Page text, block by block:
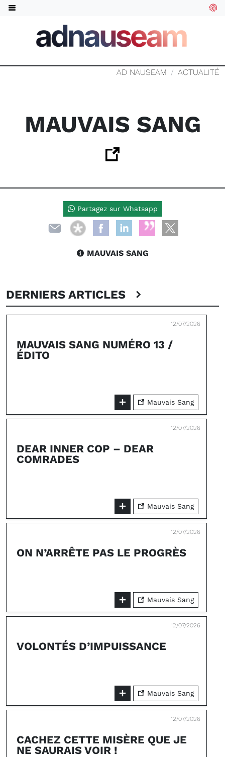
AD NAUSEAM ACTUALITÉ
MAUVAIS SANG
MAUVAIS SANG
DERNIERS ARTICLES
12/07/2026
MAUVAIS SANG NUMÉRO 13 /
ÉDITO
Mauvais Sang
12/07/2026
DEAR INNER COP – DEAR
COMRADES
Mauvais Sang
12/07/2026
ON N’ARRÊTE PAS LE PROGRÈS
Mauvais Sang
12/07/2026
VOLONTÉS D’IMPUISSANCE
Mauvais Sang
12/07/2026
CACHEZ CETTE MISÈRE QUE JE
NE SAURAIS VOIR !
Partagez sur Whatsapp